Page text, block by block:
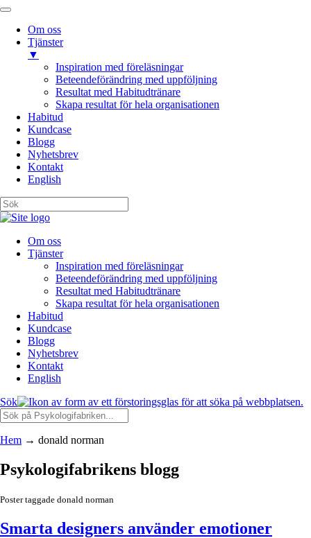
Om oss
Tjänster
▼
Inspiration med föreläsningar
Beteendeförändring med uppföljning
Resultat med Habitudtränare
Skapa resultat för hela organisationen
Habitud
Kundcase
Blogg
Nyhetsbrev
Kontakt
English
Om oss
Tjänster
Inspiration med föreläsningar
Beteendeförändring med uppföljning
Resultat med Habitudtränare
Skapa resultat för hela organisationen
Habitud
Kundcase
Blogg
Nyhetsbrev
Kontakt
English
Sök
Hem → donald norman
Psykologifabrikens blogg
Poster taggade donald norman
Smarta designers använder emotioner